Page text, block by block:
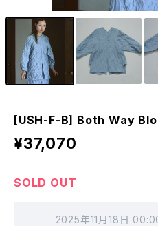
[USH-F-B] Both Way
¥37,070
SOLD OUT
2025年11月18日